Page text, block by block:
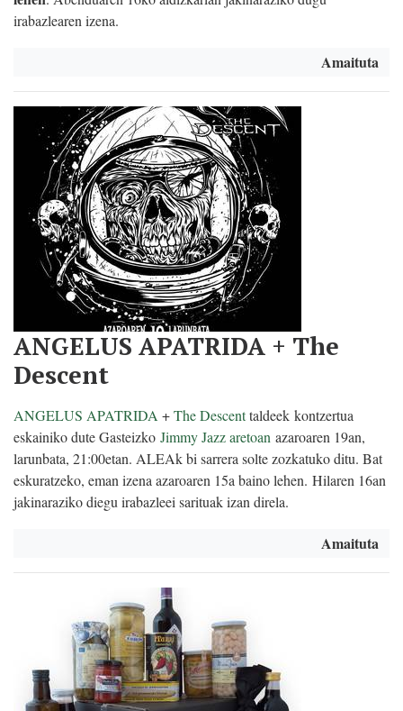
irabazlearen izena.
Amaituta
ANGELUS APATRIDA + The
Descent
ANGELUS APATRIDA +The Descenttaldeek kontzertua
eskainiko dute Gasteizko Jimmy Jazz aretoan azaroaren 19an,
larunbata, 21:00etan. ALEAk bi sarrera solte zozkatuko ditu. Bat
eskuratzeko, eman izena azaroaren 15a baino lehen. Hilaren 16an
jakinaraziko diegu irabazleei sarituak izan direla.
Amaituta